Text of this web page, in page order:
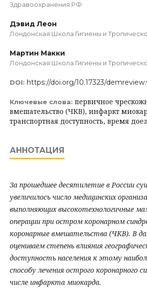
Здравоохранения РФ
Дэвид Леон
Лондонская Школа Гигиены и
Мартин Макки
Лондонская Школа Гигиены и
DOI: https://doi.org/10.17323/
Ключевые слова: первичное
вмешательство (ЧКВ), инфаркт
транспортная доступность, время
АННОТАЦИЯ
За прошедшее десятилетие в России
увеличилось число медицинских
выполняющих высокотехнологичные
операции при остром коронарном
коронарные вмешательства (ЧКВ). В
оцениваем степень влияния
доступность населения к этому
способу лечения острого коронарного
числе инфаркта миокарда.